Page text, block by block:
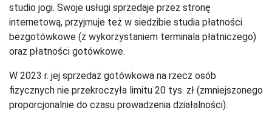
studio jogi. Swoje usługi sprzedaje przez stronę
internetową, przyjmuje też w siedzibie studia płatności
bezgotówkowe (z wykorzystaniem terminala płatniczego)
oraz płatności gotówkowe.
W 2023 r. jej sprzedaż gotówkowa na rzecz osób
fizycznych nie przekroczyła limitu 20 tys. zł (zmniejszonego
proporcjonalnie do czasu prowadzenia działalności).